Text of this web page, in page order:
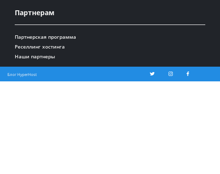
Партнерам
Партнерская программа
Реселлинг хостинга
Наши партнеры
Блог HyperHost